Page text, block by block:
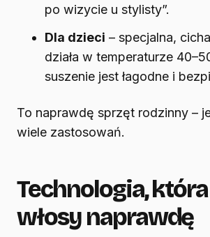
po wizycie u stylisty”.
Dla dzieci – specjalna,
działa w temperaturze
suszenie jest łagodne i
To naprawdę sprzęt rodzinny –
wiele zastosowań.
Technologia,
włosy naprawdę